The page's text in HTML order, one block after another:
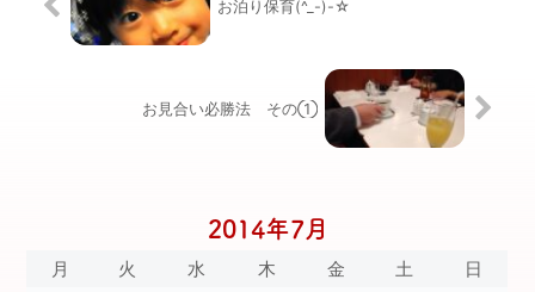
お泊り保育(^_-)-☆
お見合い必勝法 その①
2014年7月
月 火 水 木 金 土 日